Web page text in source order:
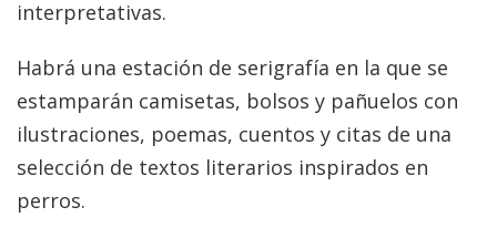
interpretativas.
Habrá una estación de serigrafía en la que se
estamparán camisetas, bolsos y pañuelos con
ilustraciones, poemas, cuentos y citas de una
selección de textos literarios inspirados en
perros.